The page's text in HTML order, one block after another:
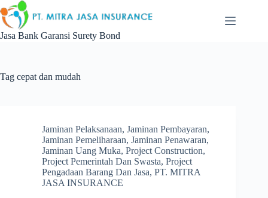
Skip
to
content
Jasa Bank Garansi Surety Bond
Tag cepat dan mudah
Jaminan Pelaksanaan, Jaminan Pembayaran,
Jaminan Pemeliharaan, Jaminan Penawaran,
Jaminan Uang Muka, Project Construction,
Project Pemerintah Dan Swasta, Project
Pengadaan Barang Dan Jasa, PT. MITRA
JASA INSURANCE